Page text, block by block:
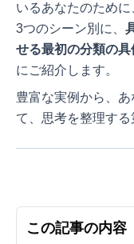
いるあなたのため
3つのシーン別に、
せる最初の分類の具
にご紹介します。
豊富な実例から、
て、思考を整理する
この記事の内容